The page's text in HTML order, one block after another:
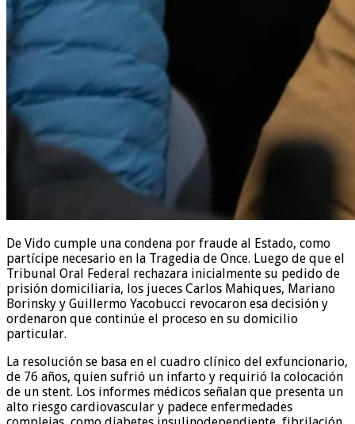
De Vido cumple una condena por fraude al Estado, como
partícipe necesario en la Tragedia de Once. Luego de que el
Tribunal Oral Federal rechazara inicialmente su pedido de
prisión domiciliaria, los jueces Carlos Mahiques, Mariano
Borinsky y Guillermo Yacobucci revocaron esa decisión y
ordenaron que continúe el proceso en su domicilio
particular.
La resolución se basa en el cuadro clínico del exfuncionario,
de 76 años, quien sufrió un infarto y requirió la colocación
de un stent. Los informes médicos señalan que presenta un
alto riesgo cardiovascular y padece enfermedades